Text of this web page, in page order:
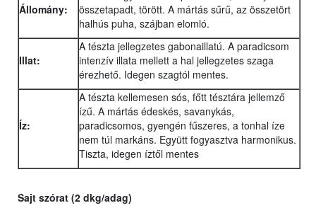
Állomány:
összetapadt, törött. A mártás sűrű, az összetört
halhús puha, szájban elomló.
Illat:
A tészta jellegzetes gabonaillatú. A paradicsom
intenzív illata mellett a hal jellegzetes szaga
érezhető. Idegen szagtól mentes.
Íz:
A tészta kellemesen sós, főtt tésztára jellemző
ízű. A mártás édeskés, savanykás,
paradicsomos, gyengén fűszeres, a tonhal íze
nem túl markáns. Együtt fogyasztva harmonikus.
Tiszta, idegen íztől mentes
Sajt szórat (2 dkg/adag)